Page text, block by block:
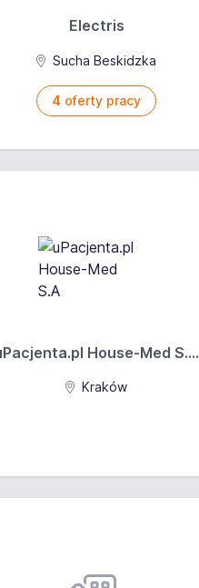
Electris
Sucha Beskidzka
4 oferty pracy
House-Med S....
Kraków